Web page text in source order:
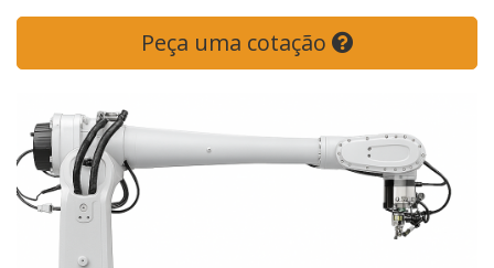
Peça uma cotação